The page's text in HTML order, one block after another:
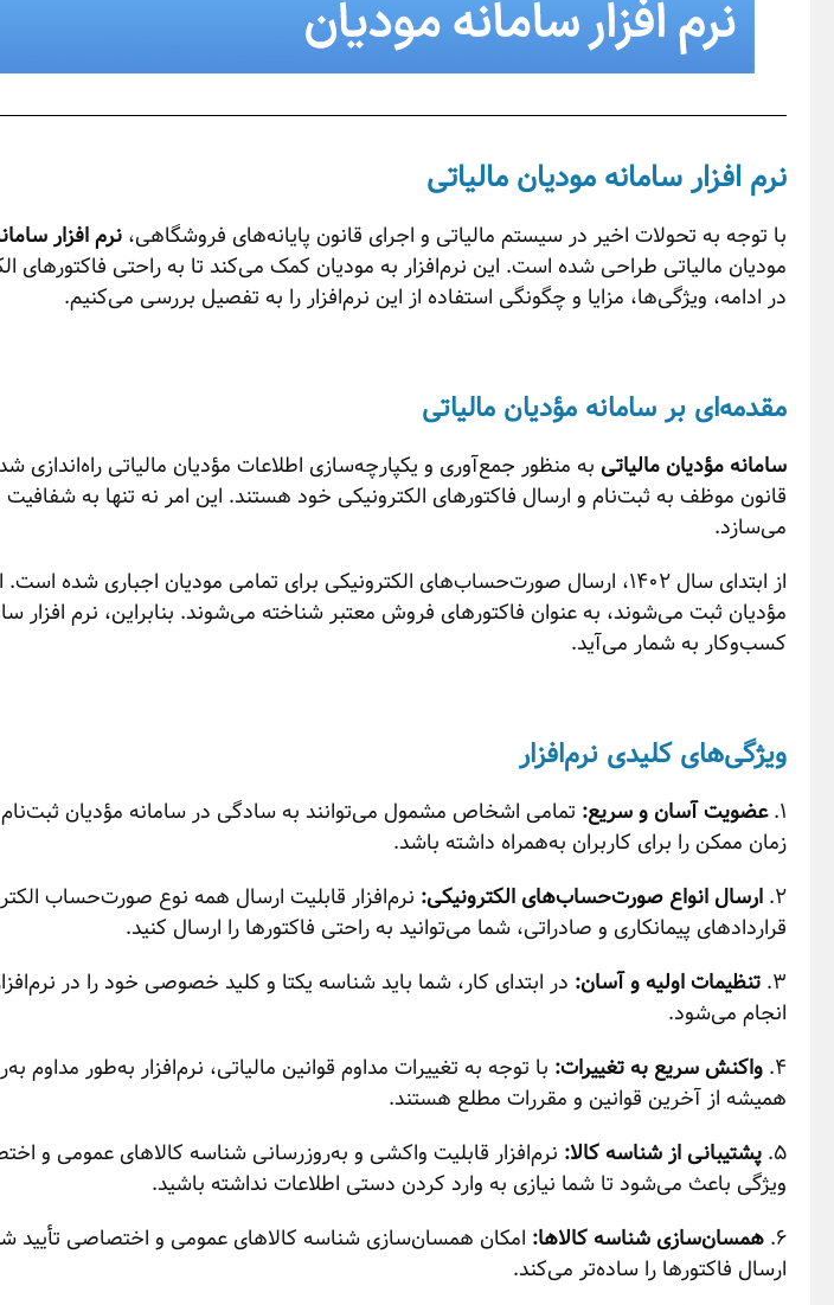
نرم افزار سامانه مودیان مالیاتی
با توجه به تحولات اخیر در سیستم مالیاتی و اجرای قانون پایانه‌های فروشگاهی، نرم افزار
مودیان مالیاتی طراحی شده است. این نرم‌افزار به مودیان کمک می‌کند تا به راحتی فاکتورهای
در ادامه، ویژگی‌ها، مزایا و چگونگی استفاده از این نرم‌افزار را به تفصیل بررسی می‌کنیم.
مقدمه‌ای بر سامانه مؤدیان مالیاتی
سامانه مؤدیان مالیاتی به منظور جمع‌آوری و یکپارچه‌سازی اطلاعات مؤدیان مالیاتی
قانون موظف به ثبت‌نام و ارسال فاکتورهای الکترونیکی خود هستند. این امر نه تنها به شفافیت
می‌سازد.
از ابتدای سال 1402، ارسال صورت‌حساب‌های الکترونیکی برای تمامی مودیان اجباری
مؤدیان ثبت می‌شوند، به عنوان فاکتورهای فروش معتبر شناخته می‌شوند. بنابراین، نرم افزار
کسب‌وکار به شمار می‌آید.
ویژگی‌های کلیدی نرم‌افزار
1. عضویت آسان و سریع: تمامی اشخاص مشمول می‌توانند به سادگی در سامانه مؤدیان
زمان ممکن را برای کاربران به‌همراه داشته باشد.
2. ارسال انواع صورت‌حساب‌های الکترونیکی: نرم‌افزار قابلیت ارسال همه نوع صورت‌حساب
قراردادهای پیمانکاری و صادراتی، شما می‌توانید به راحتی فاکتورها را ارسال کنید.
3. تنظیمات اولیه و آسان: در ابتدای کار، شما باید شناسه یکتا و کلید خصوصی خود را در
انجام می‌شود.
4. واکنش سریع به تغییرات: با توجه به تغییرات مداوم قوانین مالیاتی، نرم‌افزار به‌طور
همیشه از آخرین قوانین و مقررات مطلع هستند.
5. پشتیبانی از شناسه کالا: نرم‌افزار قابلیت واکشی و به‌روزرسانی شناسه کالاهای عمومی و
ویژگی باعث می‌شود تا شما نیازی به وارد کردن دستی اطلاعات نداشته باشید.
6. همسان‌سازی شناسه کالاها: امکان همسان‌سازی شناسه کالاهای عمومی و اختصاصی تأیید
ارسال فاکتورها را ساده‌تر می‌کند.